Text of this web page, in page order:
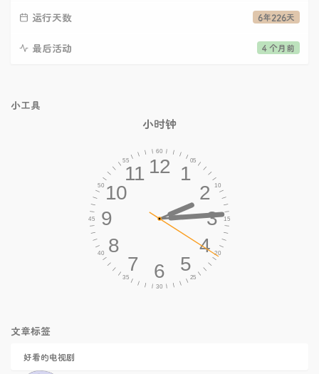
6年226天
运行天数
4 个月前
最后活动
小工具
小时钟
文章标签
好看的电视剧